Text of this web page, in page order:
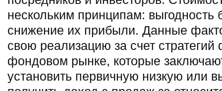
нескольким принципам: выгодность
снижение их прибыли. Данные
свою реализацию за счет
фондовом рынке, которые
установить первичную низкую или